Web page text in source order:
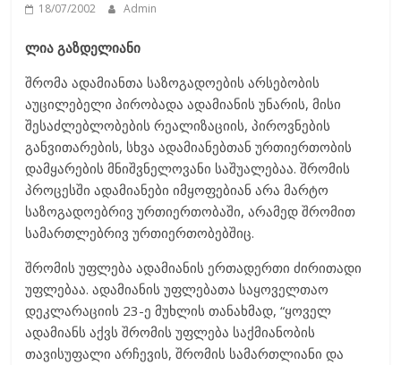
18/07/2002 Admin
ლია გაზდელიანი
შრომა ადამიანთა საზოგადოების არსებობის
აუცილებელი პირობადა ადამიანის უნარის, მისი
შესაძლებლობების რეალიზაციის, პიროვნების
განვითარების, სხვა ადამიანებთან ურთიერთობის
დამყარების მნიშვნელოვანი საშუალებაა. შრომის
პროცესში ადამიანები იმყოფებიან არა მარტო
საზოგადოებრივ ურთიერთობაში, არამედ შრომით
სამართლებრივ ურთიერთობებშიც.
შრომის უფლება ადამიანის ერთადერთი ძირითადი
უფლებაა. ადამიანის უფლებათა საყოველთაო
დეკლარაციის 23-ე მუხლის თანახმად, “ყოველ
ადამიანს აქვს შრომის უფლება საქმიანობის
თავისუფალი არჩევის, შრომის სამართლიანი და